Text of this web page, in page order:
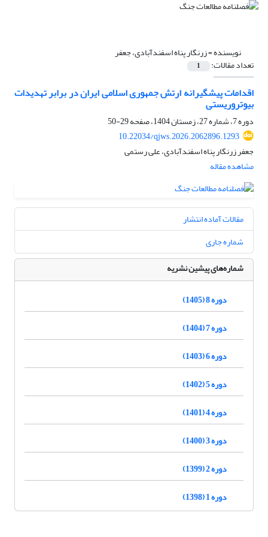
نویسنده =زرنگار پناه اسفندآبادی، جعفر
تعداد مقالات: 1
اقدامات پیشگیرانه ارتش جمهوری اسلامی ایران در برابر تهدیدات
بیوتروریستی
دوره 7، شماره 27، زمستان 1404، صفحه
29-50
10.22034/qjws.2026.2062896.1293
جعفر زرنگار پناه اسفندآبادی، علی رستمی
مشاهده مقاله
مقالات آماده انتشار
شماره جاری
شماره‌های پیشین نشریه
دوره 8 (1405)
دوره 7 (1404)
دوره 6 (1403)
دوره 5 (1402)
دوره 4 (1401)
دوره 3 (1400)
دوره 2 (1399)
دوره 1 (1398)